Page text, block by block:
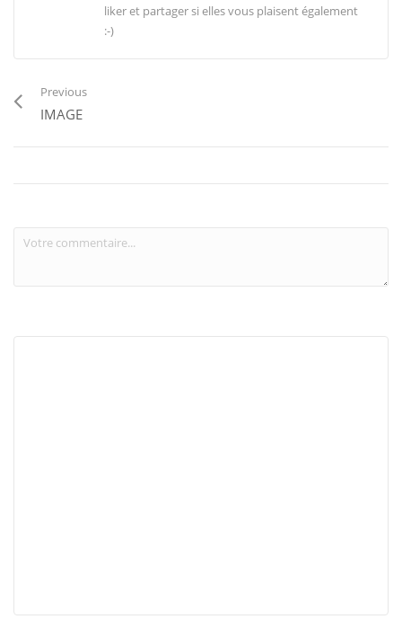
liker et partager si elles vous plaisent également
:-)
Previous
IMAGE